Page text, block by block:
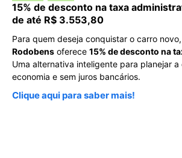
15% de desconto na taxa
de até R$ 3.553,80
Para quem deseja conquistar o carro
Rodobens oferece 15% de desconto na
Uma alternativa inteligente para planejar a
economia e sem juros bancários.
Clique aqui para saber mais!